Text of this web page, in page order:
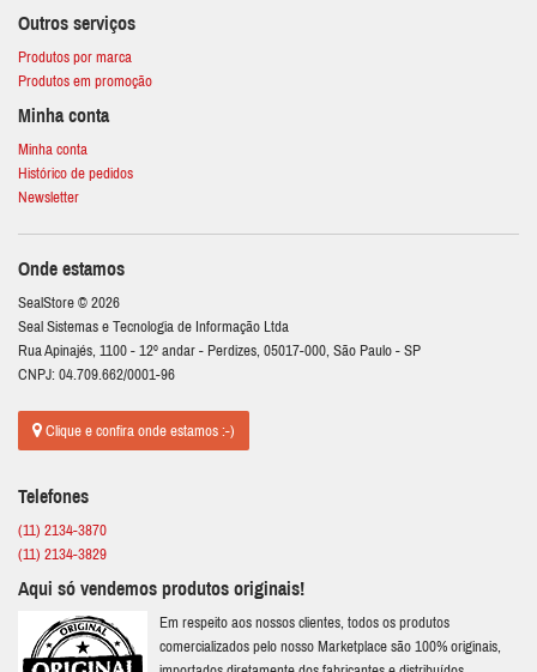
Outros serviços
Produtos por marca
Produtos em promoção
Minha conta
Minha conta
Histórico de pedidos
Newsletter
Onde estamos
SealStore © 2026
Seal Sistemas e Tecnologia de Informação Ltda
Rua Apinajés, 1100 - 12º andar - Perdizes, 05017-000, São Paulo - SP
CNPJ: 04.709.662/0001-96
Clique e confira onde estamos :-)
Telefones
(11) 2134-3870
(11) 2134-3829
Aqui só vendemos produtos originais!
Em respeito aos nossos clientes, todos os produtos
comercializados pelo nosso Marketplace são 100% originais,